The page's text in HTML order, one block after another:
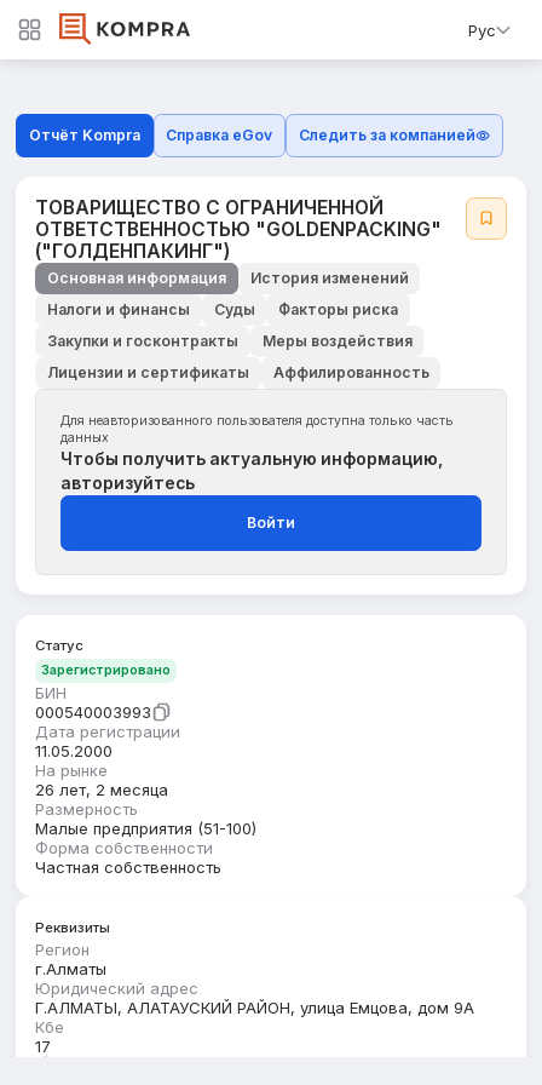
Рус
Отчёт Kompra Справка eGov Следить за компанией
ТОВАРИЩЕСТВО С ОГРАНИЧЕННОЙ
ОТВЕТСТВЕННОСТЬЮ "GOLDENPACKING"
("ГОЛДЕНПАКИНГ")
Основная информация
История изменений
Налоги и финансы
Суды
Факторы риска
Закупки и госконтракты
Меры воздействия
Лицензии и сертификаты
Аффилированность
Для неавторизованного пользователя доступна только часть
данных
Чтобы получить актуальную информацию,
авторизуйтесь
Войти
Статус
Зарегистрировано
БИН
000540003993
Дата регистрации
11.05.2000
На рынке
26 лет, 2 месяца
Размерность
Малые предприятия (51-100)
Форма собственности
Частная собственность
Реквизиты
Регион
г.Алматы
Юридический адрес
Г.АЛМАТЫ, АЛАТАУСКИЙ РАЙОН, улица Емцова, дом 9А
Кбе
17